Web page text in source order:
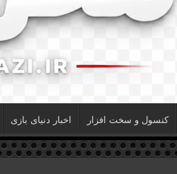
کنسول و سخت افزار اخبار دنیای بازی